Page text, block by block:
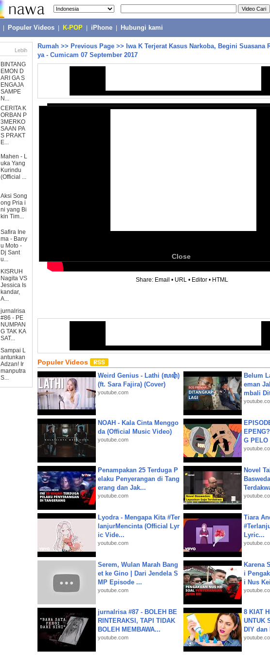
Populer Videos K-POP iPhone Hubungi kami
Lebih
BINTANG
EMON D
ARI GA S
ENGAJA
SAMPE
N...
CERITA K
ORBAN P
3MERKO
SAAN PA
S PRAKT
E...
Mahen - L
uka Yang
Kurindu
(Official ...
Aksi Song
ong Pria i
ni yang Bi
kin Tim...
Safira Ine
ma - Bany
u Moto -
Dj Sant
u...
KISRUH
Nagita VS
Jessica Is
kandar,
A...
jurnalrisa
#86 - PE
NUMPAN
G TAK KA
SAT...
Sampai L
antunkan
Adzan! Ir
manputra
S...
Rumah >> Previous Page >> Iwa K Terjerat Kasus Narkoba, Begini Suasana
ya - Cumicam 07 September 2017
Close
Share: Email • URL • Editor • HTML
Populer Videos
Weird Genius - Lathi (ꦭꦛꦶ)
(ft. Sara Fajira) (Cover)
youtube.com
Belum
eman
mbali
NOAH - Kala Cinta Menggo
da (Official Music Video)
youtube.com
G PELO
Penampakan 25 Terduga P
elaku Penyerangan di Tang
erang dan Jak...
youtube.com
Novel
Lyodra - Mengapa Kita #Ter
lanjurMencinta (Official Lyr
ic Vide...
youtube.com
Tiara
Lyric...
Serem, Wulan Marah Bang
et ke Gino | Dari Jendela S
MP Episode ...
youtube.com
Karena
i
i Nus
jurnalrisa #87 - BOLEH BE
RINTERAKSI, TAPI TIDAK
BOLEH MEMBAWA...
youtube.com
8 KIAT
UNTUK
DIY dan